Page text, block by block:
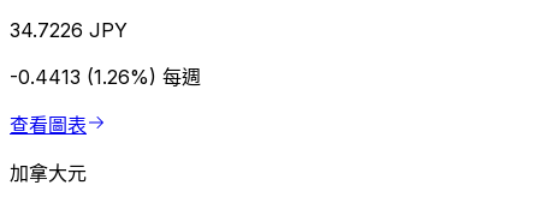
34.7226 JPY
-0.4413 (1.26%) 每週
查看圖表
加拿大元